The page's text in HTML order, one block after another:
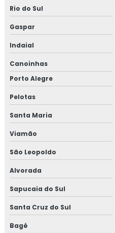
Rio do Sul
Gaspar
Indaial
Canoinhas
Porto Alegre
Pelotas
Santa Maria
Viamão
São Leopoldo
Alvorada
Sapucaia do Sul
Santa Cruz do Sul
Bagé